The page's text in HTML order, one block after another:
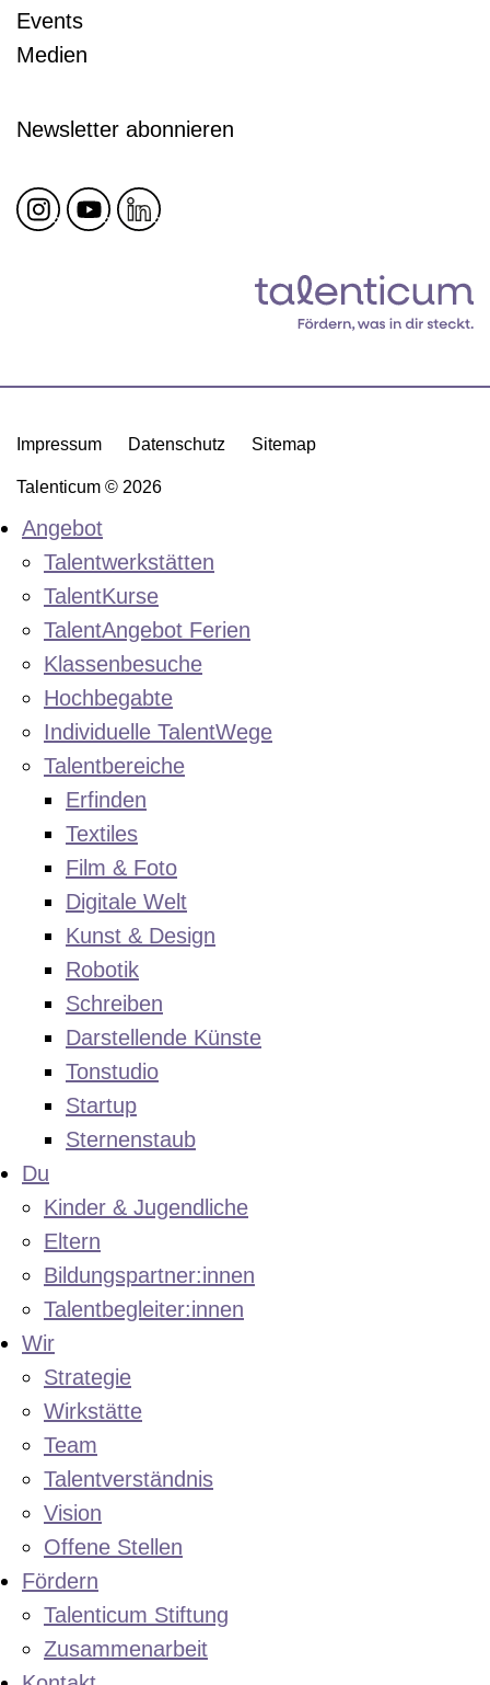
Events
Medien
Newsletter abonnieren
Impressum Datenschutz Sitemap
Talenticum © 2026
Angebot
Talentwerkstätten
TalentKurse
TalentAngebot Ferien
Klassenbesuche
Hochbegabte
Individuelle TalentWege
Talentbereiche
Erfinden
Textiles
Film & Foto
Digitale Welt
Kunst & Design
Robotik
Schreiben
Darstellende Künste
Tonstudio
Startup
Sternenstaub
Du
Kinder & Jugendliche
Eltern
Bildungspartner:innen
Talentbegleiter:innen
Wir
Strategie
Wirkstätte
Team
Talentverständnis
Vision
Offene Stellen
Fördern
Talenticum Stiftung
Zusammenarbeit